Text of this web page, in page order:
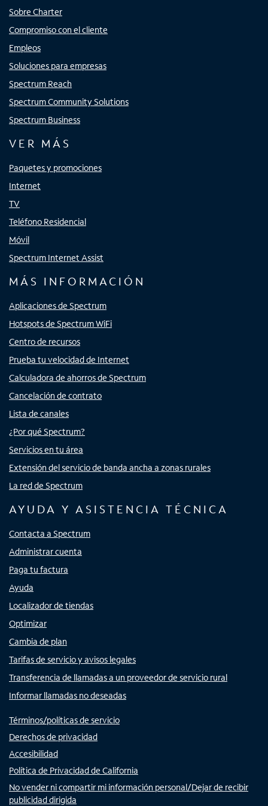
Sobre Charter
Compromiso con el cliente
Empleos
Soluciones para empresas
Spectrum Reach
Spectrum Community Solutions
Spectrum Business
VER MÁS
Paquetes y promociones
Internet
TV
Teléfono Residencial
Móvil
Spectrum Internet Assist
MÁS INFORMACIÓN
Aplicaciones de Spectrum
Hotspots de Spectrum WiFi
Centro de recursos
Prueba tu velocidad de Internet
Calculadora de ahorros de Spectrum
Cancelación de contrato
Lista de canales
¿Por qué Spectrum?
Servicios en tu área
Extensión del servicio de banda ancha a zonas rurales
La red de Spectrum
AYUDA Y ASISTENCIA TÉCNICA
Contacta a Spectrum
Administrar cuenta
Paga tu factura
Ayuda
Localizador de tiendas
Optimizar
Cambia de plan
Tarifas de servicio y avisos legales
Transferencia de llamadas a un proveedor de servicio rural
Informar llamadas no deseadas
Términos/políticas de servicio
Derechos de privacidad
Accesibilidad
Política de Privacidad de California
No vender ni compartir mi información personal/Dejar de recibir
publicidad dirigida